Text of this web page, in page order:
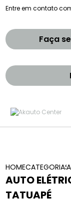
Entre em contato
Faça
HOMECATEGORIAS
AUTO
TATUAPÉ